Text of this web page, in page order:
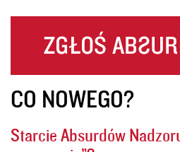
CO NOWEGO?
Starcie Absurdów